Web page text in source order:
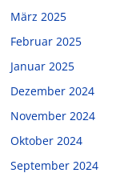
März 2025
Februar 2025
Januar 2025
Dezember 2024
November 2024
Oktober 2024
September 2024